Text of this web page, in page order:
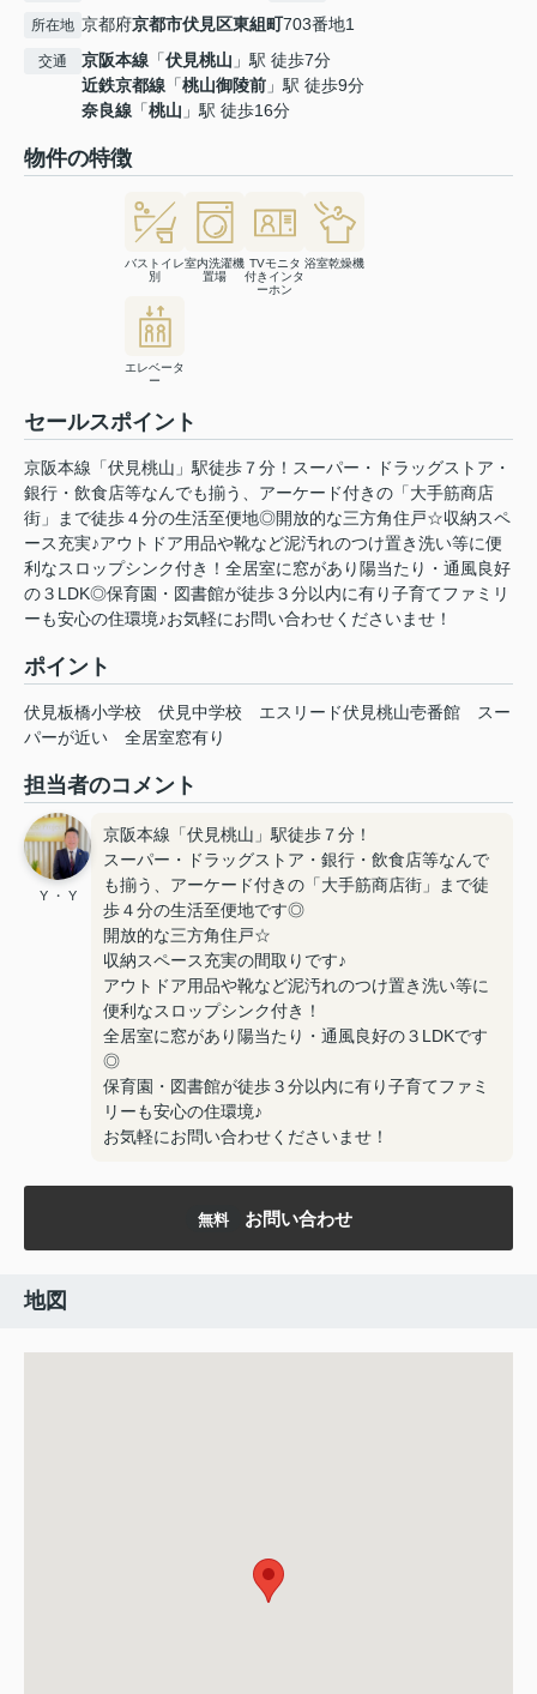
所在地 京都府京都市伏見区東組町703番地1
交通 京阪本線 「伏見桃山 」駅 徒歩7分
近鉄京都線 「桃山御陵前 」駅 徒歩9分
奈良線 「桃山 」駅 徒歩16分
物件の特徴
バストイレ
別
室内洗濯機
置場
TVモニタ
付きインタ
ーホン
浴室乾燥機
エレベータ
ー
セールスポイント
京阪本線「伏見桃山」駅徒歩７分！スーパー・ドラッグストア・
銀行・飲食店等なんでも揃う、アーケード付きの「大手筋商店
街」まで徒歩４分の生活至便地◎開放的な三方角住戸☆収納スペ
ース充実♪アウトドア用品や靴など泥汚れのつけ置き洗い等に便
利なスロップシンク付き！全居室に窓があり陽当たり・通風良好
の３LDK◎保育園・図書館が徒歩３分以内に有り子育てファミリ
ーも安心の住環境♪お気軽にお問い合わせくださいませ！
ポイント
伏見板橋小学校 伏見中学校 エスリード伏見桃山壱番館
スー
パーが近い
全居室窓有り
担当者のコメント
Y ・ Y
京阪本線「伏見桃山」駅徒歩７分！
スーパー・ドラッグストア・銀行・飲食店等なんで
も揃う、アーケード付きの「大手筋商店街」まで徒
歩４分の生活至便地です◎
開放的な三方角住戸☆
収納スペース充実の間取りです♪
アウトドア用品や靴など泥汚れのつけ置き洗い等に
便利なスロップシンク付き！
全居室に窓があり陽当たり・通風良好の３LDKです
◎
保育園・図書館が徒歩３分以内に有り子育てファミ
リーも安心の住環境♪
お気軽にお問い合わせくださいませ！
無料 お問い合わせ
地図